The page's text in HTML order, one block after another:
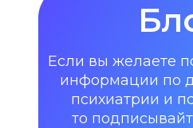
Если вы желаете
информации по
психиатрии и
то